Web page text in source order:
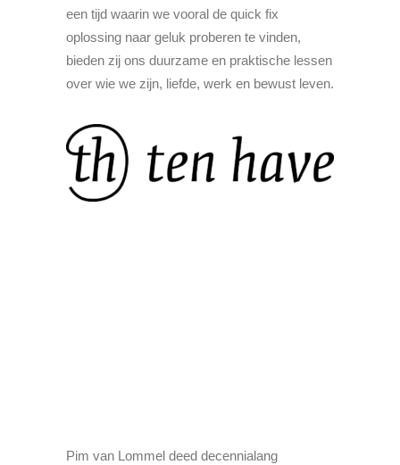
een tijd waarin we vooral de quick fix
oplossing naar geluk proberen te vinden,
bieden zij ons duurzame en praktische lessen
over wie we zijn, liefde, werk en bewust leven.
Pim van Lommel deed decennialang